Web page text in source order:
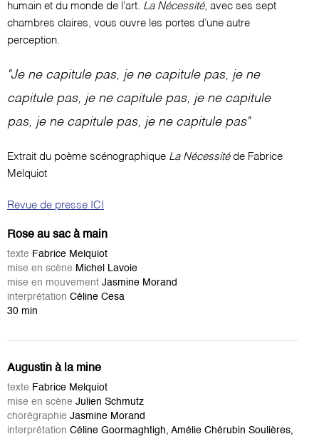
humain et du monde de l’art. La Nécessité, avec ses sept
chambres claires, vous ouvre les portes d’une autre
perception.
"Je ne capitule pas, je ne capitule pas, je ne
capitule pas, je ne capitule pas, je ne capitule
pas, je ne capitule pas, je ne capitule pas"
Extrait du poème scénographique La Nécessité de Fabrice
Melquiot
Revue de presse ICI
Rose au sac à main
texte Fabrice Melquiot
mise en scène Michel Lavoie
mise en mouvement Jasmine Morand
interprétation Céline Cesa
30 min
Augustin à la mine
texte Fabrice Melquiot
mise en scène Julien Schmutz
chorégraphie Jasmine Morand
interprétation Céline Goormaghtigh, Amélie Chérubin Soulières,